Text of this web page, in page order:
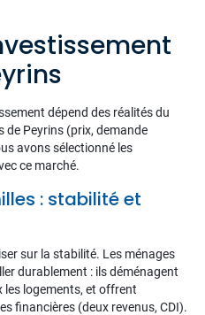
dépend des réalités du
de Peyrins (prix, demande
avons sélectionné les
ce marché.
: stabilité et
sur la stabilité. Les ménages
durablement : ils déménagent
les logements, et offrent
financières (deux revenus, CDI).